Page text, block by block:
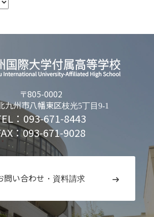
〒805-0002
九州市八幡東区枝光5丁目9-1
：093-671-8443
：093-671-9028
問い合わせ ・資料請求